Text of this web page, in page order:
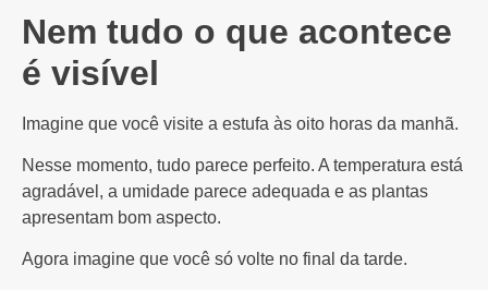
Nem tudo o que acontece
é visível
Imagine que você visite a estufa às oito horas da manhã.
Nesse momento, tudo parece perfeito. A temperatura está
agradável, a umidade parece adequada e as plantas
apresentam bom aspecto.
Agora imagine que você só volte no final da tarde.